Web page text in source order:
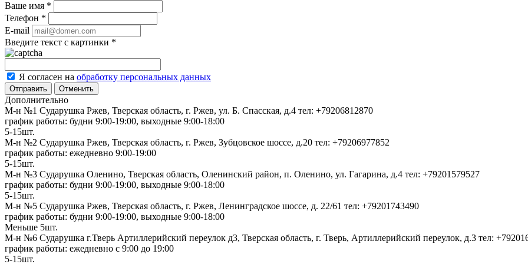
Ваше имя *
Телефон *
E-mail
Введите текст с картинки *
Я согласен на обработку персональных данных
Отменить
Дополнительно
М-н №1 Сударушка Ржев, Тверская область, г. Ржев, ул. Б. Спасская, д.4 тел: +79206812870
график работы: будни 9:00-19:00, выходные 9:00-18:00
5-15шт.
М-н №2 Cударушка Ржев, Тверская область, г. Ржев, Зубцовское шоссе, д.20 тел: +79206977852
график работы: ежедневно 9:00-19:00
5-15шт.
М-н №3 Сударушка Оленино, Тверская область, Оленинский район, п. Оленино, ул. Гагарина, д.4 тел: +79201579527
график работы: будни 9:00-19:00, выходные 9:00-18:00
5-15шт.
М-н №5 Сударушка Ржев, Тверская область, г. Ржев, Ленинградское шоссе, д. 22/61 тел: +79201743490
график работы: будни 9:00-19:00, выходные 9:00-18:00
Меньше 5шт.
М-н №6 Сударушка г.Тверь Артиллерийский переулок д3, Тверская область, г. Тверь, Артиллерийский переулок, д.3 тел:
график работы: ежедневно с 9:00 до 19:00
5-15шт.